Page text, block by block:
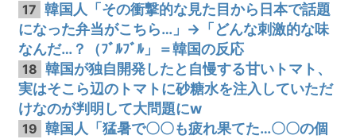
17 韓国人「その衝撃的な見た目から日本で話題
になった弁当がこちら…」→「どんな刺激的な味
なんだ…？（ﾌﾞﾙﾌﾞﾙ」＝韓国の反応
18 韓国が独自開発したと自慢する甘いトマト、
実はそこら辺のトマトに砂糖水を注入していただ
けなのが判明して大問題にw
19 韓国人「猛暑で〇〇も疲れ果てた…〇〇の個